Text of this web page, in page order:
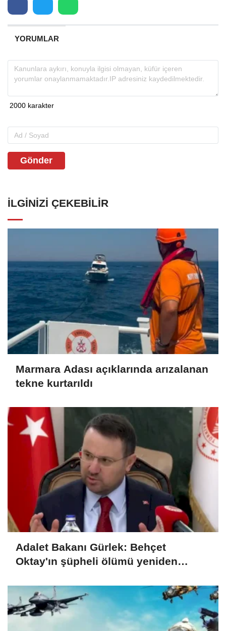
YORUMLAR
Gönder
İLGINIZI ÇEKEBILIR
Marmara Adası açıklarında arızalanan
tekne kurtarıldı
Adalet Bakanı Gürlek: Behçet
Oktay'ın şüpheli ölümü yeniden